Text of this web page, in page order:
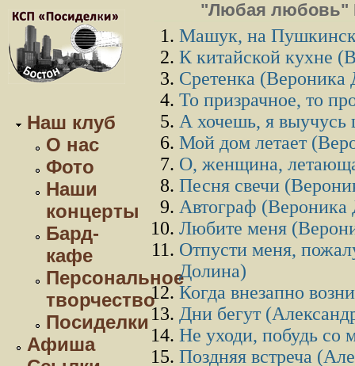
Наш клуб
О нас
Фото
Наши
концерты
Бард-
кафе
Персональное
творчество
Посиделки
Афиша
"Любая любовь"
Машук, на
К китайской кухне
Сретенка (Вероника
То призрачное, то
А хочешь, я
Мой дом летает
О, женщина,
Песня свечи
Автограф (Вероника
Любите меня
Отпусти меня,
Долина)
Когда внезапно
Дни бегут
Не уходи, побудь со
Поздняя встреча